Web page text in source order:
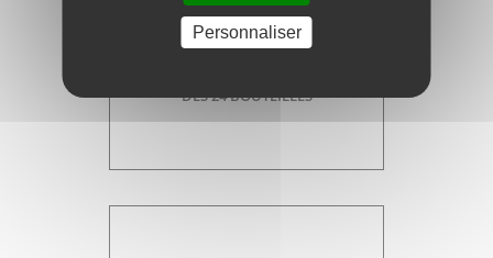
DÈS 24 BOUTEILLES
Personnaliser